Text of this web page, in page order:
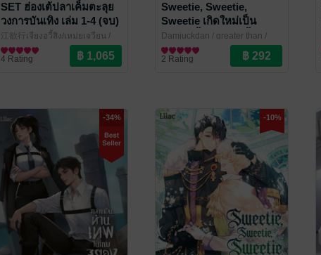
SET ฮ่องเต้ปลาเค็มตะลุย
วงการบันเทิง เล่ม 1-4 (จบ)
江欲行เจียงอวี้สิง/เหม่ยเจวียน /
Lilac Novel
นิยายวาย Boy Love / Yaoi
4 Rating
Sweetie, Sweetie,
Sweetie เกิดใหม่เป็น
บารอนทั้งที ดันมีหนี้ท่วมหัว
ซะงั้น เล่ม 3
Damjuckdan / greater than /
Lilac Novel
นิยายวาย Boy Love / Yaoi
2 Rating
-34% -10%